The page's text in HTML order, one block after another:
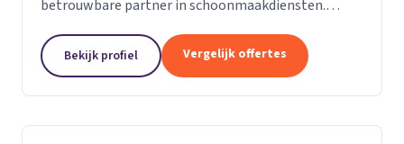
betrouwbare partner in schoonmaakdiensten.
ernaar om de standaard in schoonmaakexpertise
te...
Bekijk profiel Vergelijk offertes